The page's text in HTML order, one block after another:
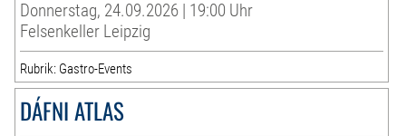
Donnerstag, 24.09.2026 | 19:00 Uhr
Felsenkeller Leipzig
Rubrik: Gastro-Events
DÁFNI ATLAS